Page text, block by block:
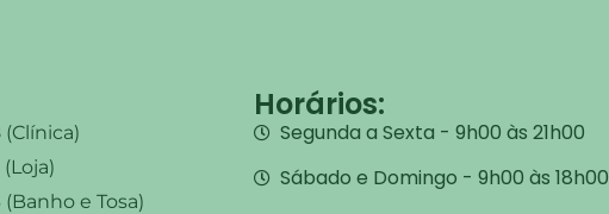
(Clínica)
(Loja)
(Banho e Tosa)
Horários:
Segunda a Sexta - 9h00 às 21h00
Sábado e Domingo - 9h00 às 18h00